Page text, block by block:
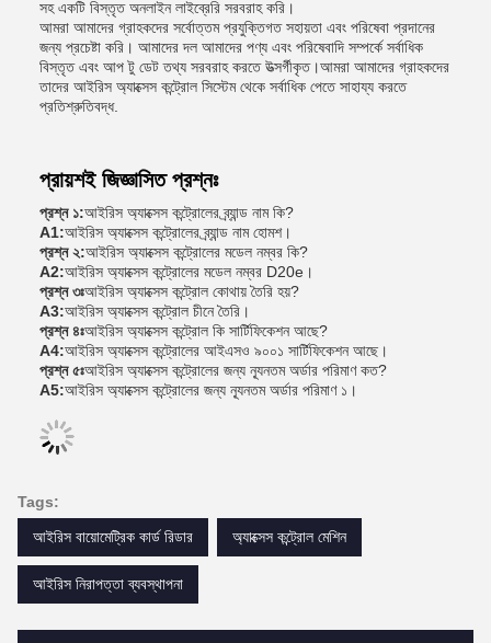
সহ একটি বিস্তৃত অনলাইন লাইব্রেরি সরবরাহ করি।
আমরা আমাদের গ্রাহকদের সর্বোত্তম প্রযুক্তিগত সহায়তা এবং পরিষেবা প্রদানের
জন্য প্রচেষ্টা করি। আমাদের দল আমাদের পণ্য এবং পরিষেবাদি সম্পর্কে সর্বাধিক
বিস্তৃত এবং আপ টু ডেট তথ্য সরবরাহ করতে উত্সর্গীকৃত।আমরা আমাদের গ্রাহকদের
তাদের আইরিস অ্যাক্সেস কন্ট্রোল সিস্টেম থেকে সর্বাধিক পেতে সাহায্য করতে
প্রতিশ্রুতিবদ্ধ.
প্রায়শই জিজ্ঞাসিত প্রশ্নঃ
প্রশ্ন ১:আইরিস অ্যাক্সেস কন্ট্রোলের ব্র্যান্ড নাম কি?
A1:আইরিস অ্যাক্সেস কন্ট্রোলের ব্র্যান্ড নাম হোমশ।
প্রশ্ন ২:আইরিস অ্যাক্সেস কন্ট্রোলের মডেল নম্বর কি?
A2:আইরিস অ্যাক্সেস কন্ট্রোলের মডেল নম্বর D20e।
প্রশ্ন ৩ঃআইরিস অ্যাক্সেস কন্ট্রোল কোথায় তৈরি হয়?
A3:আইরিস অ্যাক্সেস কন্ট্রোল চীনে তৈরি।
প্রশ্ন ৪ঃআইরিস অ্যাক্সেস কন্ট্রোল কি সার্টিফিকেশন আছে?
A4:আইরিস অ্যাক্সেস কন্ট্রোলের আইএসও ৯০০১ সার্টিফিকেশন আছে।
প্রশ্ন ৫ঃআইরিস অ্যাক্সেস কন্ট্রোলের জন্য ন্যূনতম অর্ডার পরিমাণ কত?
A5:আইরিস অ্যাক্সেস কন্ট্রোলের জন্য ন্যূনতম অর্ডার পরিমাণ ১।
Tags:
আইরিস বায়োমেট্রিক কার্ড রিডার
অ্যাক্সেস কন্ট্রোল মেশিন
আইরিস নিরাপত্তা ব্যবস্থাপনা